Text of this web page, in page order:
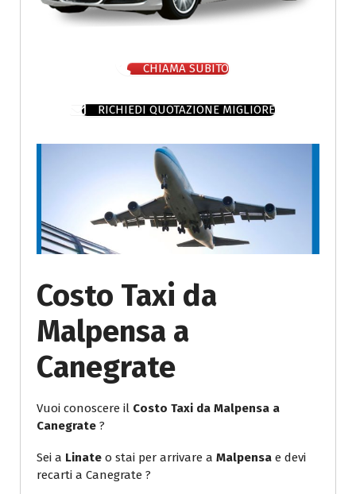
CHIAMA SUBITO
RICHIEDI QUOTAZIONE MIGLIORE
Costo Taxi da
Malpensa a
Canegrate
Vuoi conoscere il Costo Taxi da Malpensa a
Canegrate ?
Sei a Linate o stai per arrivare a Malpensa e devi
recarti a Canegrate ?